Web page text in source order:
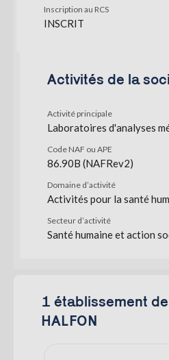
Inscription au RCS
INSCRIT
Activités de la
Activité principale
Laboratoires d'analyses
Code NAF ou APE
86.90B (NAFRev2)
Domaine d’activité
Activités pour la santé
Secteur d’activité
Santé humaine et action
1 établissement
HALFON